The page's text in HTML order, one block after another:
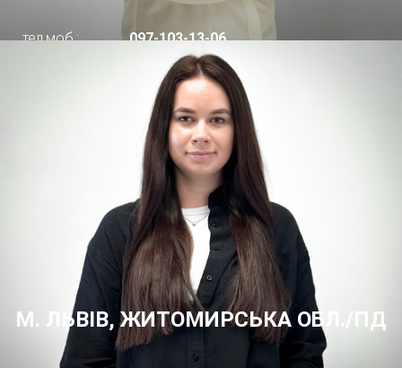
тел.моб.: 097-103-13-06
М. ЛЬВІВ, ЖИТОМИРСЬКА ОБЛ./ПД